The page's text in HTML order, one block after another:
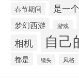
春节期间 是一个
梦幻西游 游戏
相机 自己
都是
镜头 风格